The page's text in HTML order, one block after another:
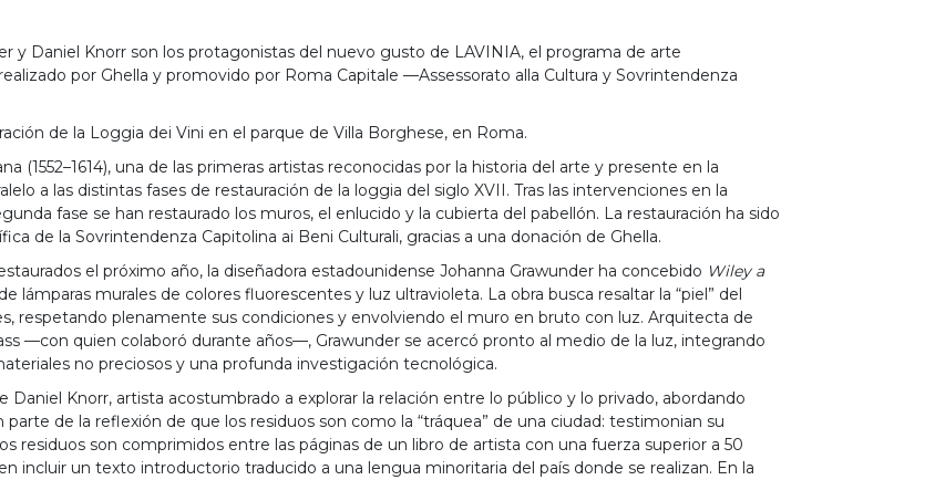
y Daniel Knorr son los protagonistas del nuevo gusto de LAVINIA, el programa de arte
por Ghella y promovido por Roma Capitale —Assessorato alla Cultura y Sovrintendenza
de la Loggia dei Vini en el parque de Villa Borghese, en Roma.
(1552–1614), una de las primeras artistas reconocidas por la historia del arte y presente en la
a las distintas fases de restauración de la loggia del siglo XVII. Tras las intervenciones en la
fase se han restaurado los muros, el enlucido y la cubierta del pabellón. La restauración ha sido
de la Sovrintendenza Capitolina ai Beni Culturali, gracias a una donación de Ghella.
el próximo año, la diseñadora estadounidense Johanna Grawunder ha concebido Wiley a
lámparas murales de colores fluorescentes y luz ultravioleta. La obra busca resaltar la “piel” del
respetando plenamente sus condiciones y envolviendo el muro en bruto con luz. Arquitecta de
—con quien colaboró durante años—, Grawunder se acercó pronto al medio de la luz, integrando
no preciosos y una profunda investigación tecnológica.
Knorr, artista acostumbrado a explorar la relación entre lo público y lo privado, abordando
de la reflexión de que los residuos son como la “tráquea” de una ciudad: testimonian su
residuos son comprimidos entre las páginas de un libro de artista con una fuerza superior a 50
incluir un texto introductorio traducido a una lengua minoritaria del país donde se realizan. En la